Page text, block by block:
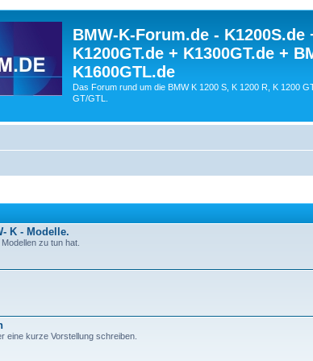
BMW-K-Forum.de - K1200S.de
K1200GT.de + K1300GT.de +
K1600GTL.de
Das Forum rund um die BMW K 1200 S, K 1200 R, K 1200
GT/GTL.
K - Modelle.
zu tun hat.
eine kurze Vorstellung schreiben.